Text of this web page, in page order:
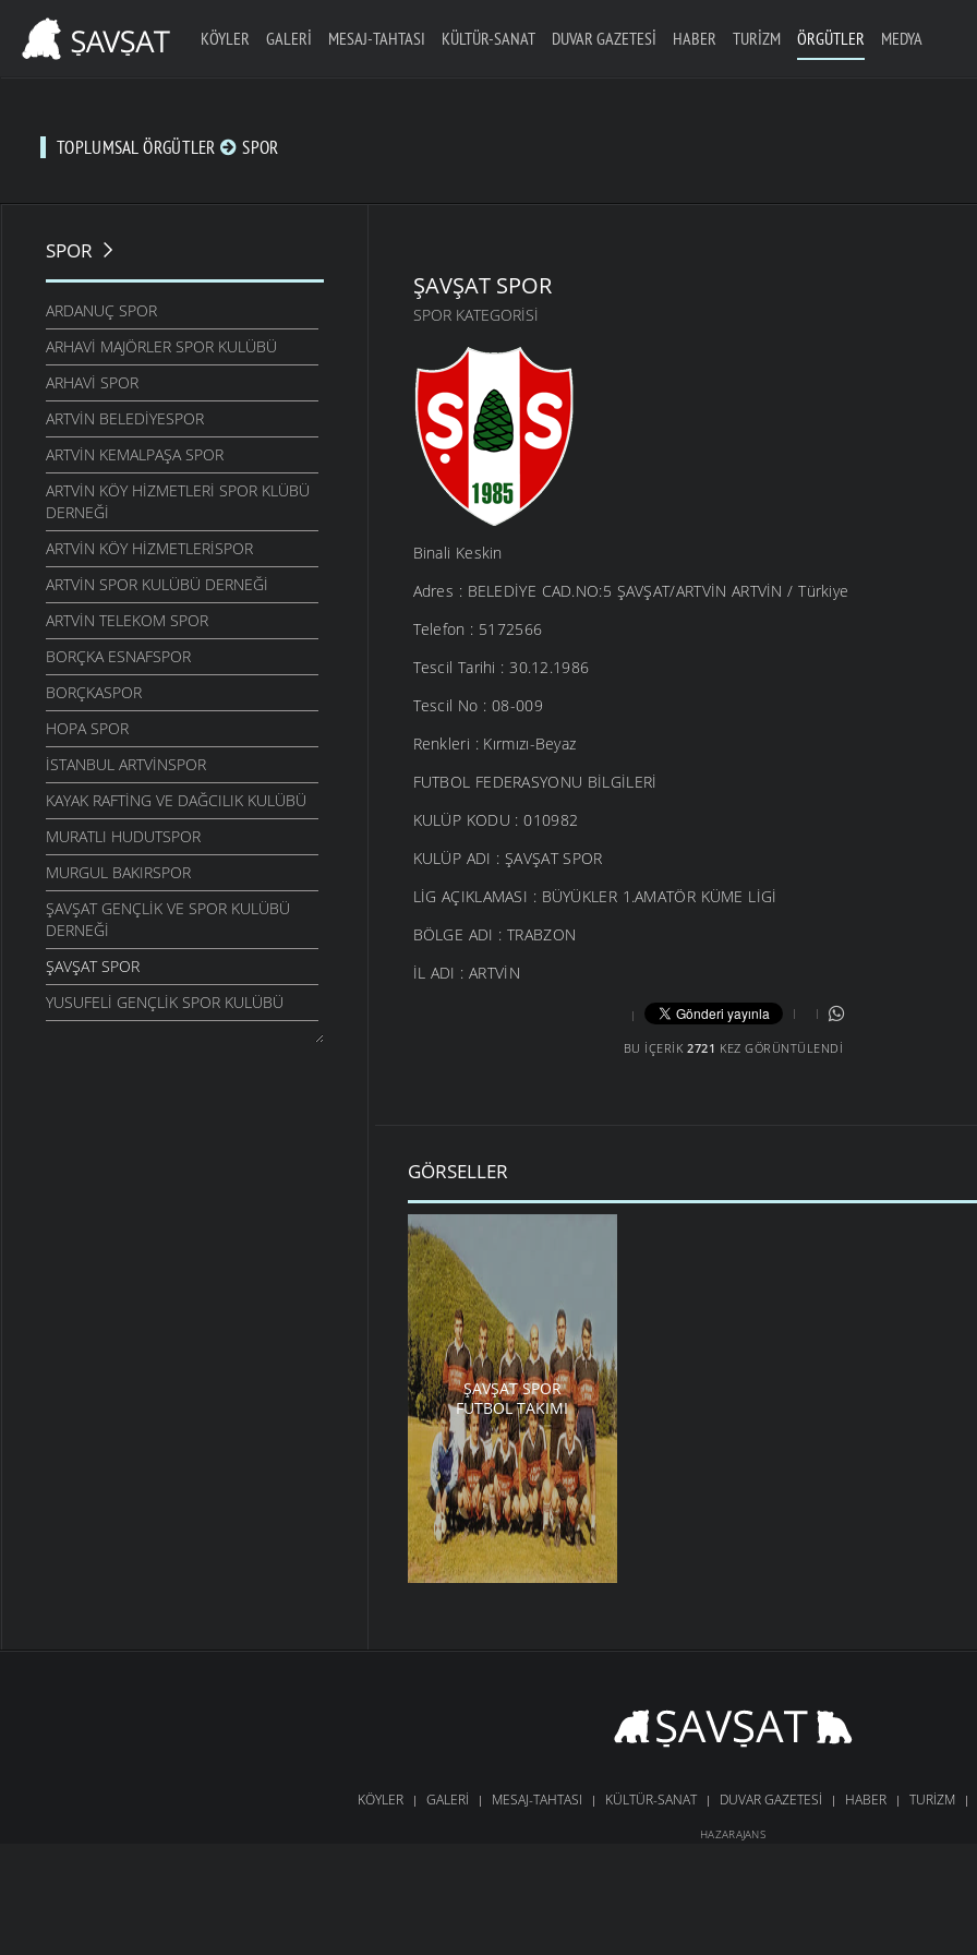
KÖYLER GALERI MESAJ-TAHTASI KÜLTÜR-SANAT DUVAR GAZETESI HABER TURIZM ÖRGÜTLER MEDYA
TOPLUMSAL ÖRGÜTLER SPOR
SPOR
ARDANUÇ SPOR
ARHAVI MAJÖRLER SPOR KULÜBÜ
ARHAVI SPOR
ARTVIN BELEDIYESPOR
ARTVIN KEMALPAŞA SPOR
ARTVIN KÖY HIZMETLERI SPOR KLÜBÜ
DERNEĞI
ARTVIN KÖY HIZMETLERISPOR
ARTVIN SPOR KULÜBÜ DERNEĞI
ARTVIN TELEKOM SPOR
BORÇKA ESNAFSPOR
BORÇKASPOR
HOPA SPOR
İSTANBUL ARTVINSPOR
KAYAK RAFTING VE DAĞCILIK KULÜBÜ
MURATLI HUDUTSPOR
MURGUL BAKIRSPOR
ŞAVŞAT GENÇLIK VE SPOR KULÜBÜ
DERNEĞI
ŞAVŞAT SPOR
YUSUFELI GENÇLIK SPOR KULÜBÜ
ŞAVŞAT SPOR
SPOR KATEGORISI
Binali Keskin
Adres : BELEDİYE CAD.NO:5 ŞAVŞAT/ARTVİN ARTVİN / Türkiye
Telefon : 5172566
Tescil Tarihi : 30.12.1986
Tescil No : 08-009
Renkleri : Kırmızı-Beyaz
FUTBOL FEDERASYONU BİLGİLERİ
KULÜP KODU : 010982
KULÜP ADI : ŞAVŞAT SPOR
LİG AÇIKLAMASI : BÜYÜKLER 1.AMATÖR KÜME LİGİ
BÖLGE ADI : TRABZON
İL ADI : ARTVİN
BU İÇERIK2721 KEZ GÖRÜNTÜLENDI
GÖRSELLER
ŞAVŞAT SPOR
FUTBOL TAKIMI
KÖYLER GALERI MESAJ-TAHTASI KÜLTÜR-SANAT DUVAR GAZETESI HABER TURIZM
HAZARAJANS